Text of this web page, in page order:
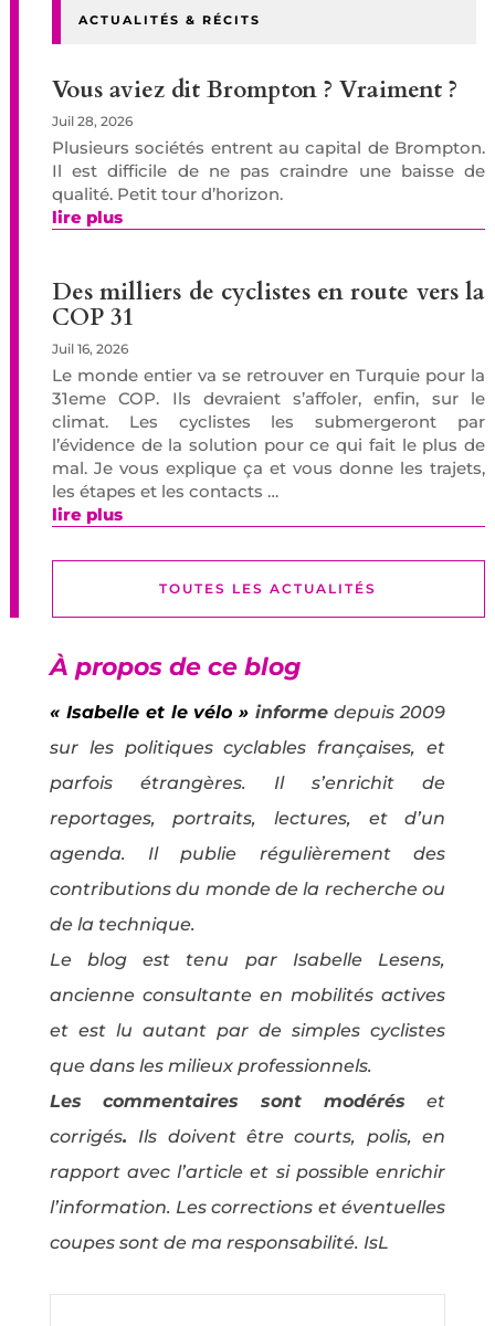
ACTUALITÉS & RÉCITS
Vous aviez dit Brompton ? Vraiment ?
Juil 28, 2026
Plusieurs sociétés entrent au capital de Brompton.
Il est difficile de ne pas craindre une baisse de
qualité. Petit tour d’horizon.
lire plus
Des milliers de cyclistes en route vers la
COP 31
Juil 16, 2026
Le monde entier va se retrouver en Turquie pour la
31eme COP. Ils devraient s’affoler, enfin, sur le
climat. Les cyclistes les submergeront par
l’évidence de la solution pour ce qui fait le plus de
mal. Je vous explique ça et vous donne les trajets,
les étapes et les contacts …
lire plus
TOUTES LES ACTUALITÉS
À propos de ce blog
« Isabelle et le vélo » informe depuis 2009
sur les politiques cyclables françaises, et
parfois étrangères. Il s’enrichit de
reportages, portraits, lectures, et d’un
agenda. Il publie régulièrement des
contributions du monde de la recherche ou
de la technique.
Le blog est tenu par Isabelle Lesens,
ancienne consultante en mobilités actives
et est lu autant par de simples cyclistes
que dans les milieux professionnels.
Les commentaires sont modéréset
corrigés. Ils doivent être courts, polis, en
rapport avec l’article et si possible enrichir
l’information. Les corrections et éventuelles
coupes sont de ma responsabilité. IsL